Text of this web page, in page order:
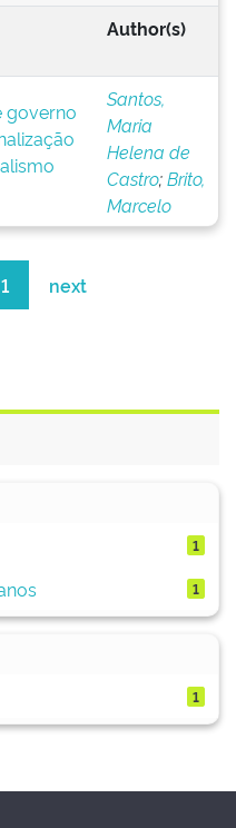
Author(s)
governo
Santos,
Maria
Helena de
Castro;Brito,
Marcelo
1 next
1
1
1